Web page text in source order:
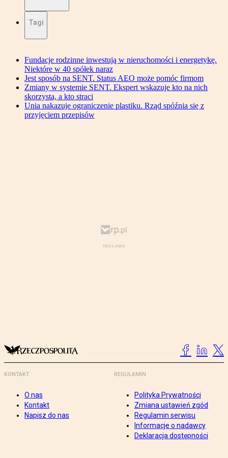
Tagi
Fundacje rodzinne inwestują w nieruchomości i energetykę.
Niektóre w 40 spółek naraz
Jest sposób na SENT. Status AEO może pomóc firmom
Zmiany w systemie SENT. Ekspert wskazuje kto na nich
skorzysta, a kto straci
Unia nakazuje ograniczenie plastiku. Rząd spóźnia się z
przyjęciem przepisów
KONTAKT
O nas
Kontakt
Napisz do nas
REGULAMIN
Polityka Prywatności
Zmiana ustawień zgód
Regulamin serwisu
Informacje o nadawcy
Deklaracja dostępności